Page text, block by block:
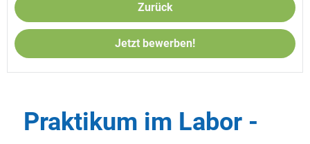
Stellenangebote
Arbeiten in der Böllhoff Gruppe
Unsere Produkte
Zurück
Jetzt bewerben!
Praktikum im Labor -